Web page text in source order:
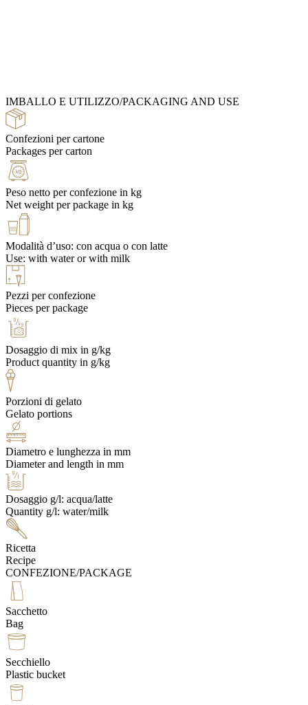
Recipe Books
IMBALLO E UTILIZZO/PACKAGING AND USE
Confezioni per cartone
Packages per carton
Peso netto per confezione in kg
Net weight per package in kg
Modalità d’uso: con acqua o con latte
Use: with water or with milk
Pezzi per confezione
Pieces per package
Dosaggio di mix in g/kg
Product quantity in g/kg
Porzioni di gelato
Gelato portions
Diametro e lunghezza in mm
Diameter and length in mm
Dosaggio g/l: acqua/latte
Quantity g/l: water/milk
Ricetta
Recipe
CONFEZIONE/PACKAGE
Sacchetto
Bag
Secchiello
Plastic bucket